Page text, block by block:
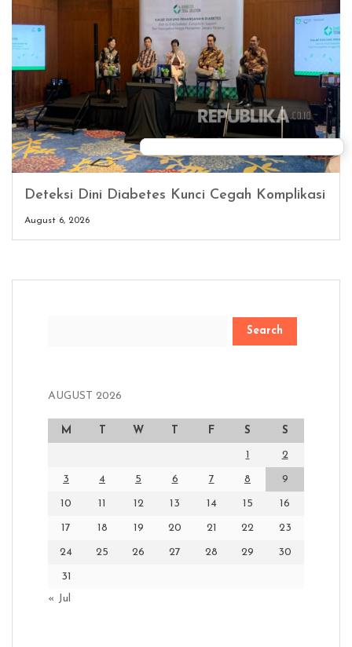
Deteksi Dini Diabetes Kunci Cegah Komplikasi
August 6, 2026
AUGUST 2026
M T W T F S S
1 2
3 4 5 6 7 8 9
10 11 12 13 14 15 16
17 18 19 20 21 22 23
24 25 26 27 28 29 30
31
« Jul